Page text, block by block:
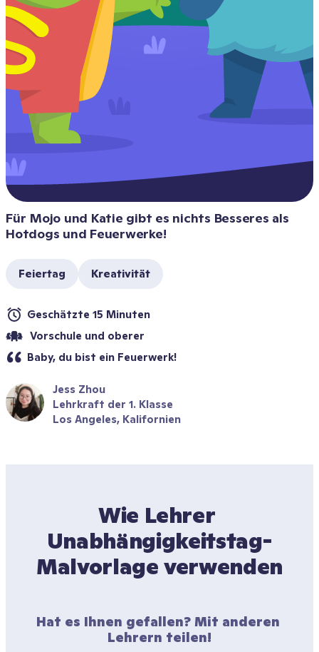
Für Mojo und Katie gibt es nichts Besseres als
Hotdogs und Feuerwerke!
Feiertag Kreativität
Geschätzte 15 Minuten
Vorschule und oberer
Baby, du bist ein Feuerwerk!
Jess Zhou
Lehrkraft der 1. Klasse
Los Angeles, Kalifornien
Wie Lehrer
Unabhängigkeitstag-
Malvorlage verwenden
Hat es Ihnen gefallen? Mit anderen
Lehrern teilen!